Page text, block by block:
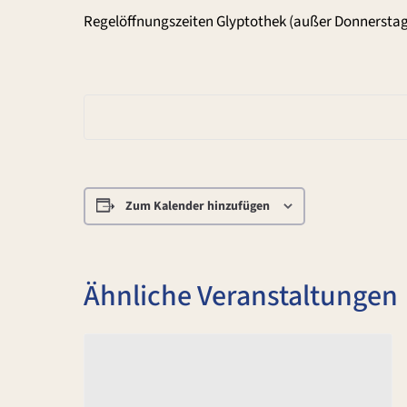
Regelöffnungszeiten Glyptothek (außer
Zum Kalender hinzufügen
Ähnliche Veranstaltungen